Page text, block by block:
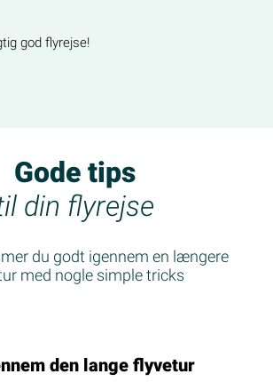
god flyrejse!
Gode tips
din flyrejse
du godt igennem en længere
med nogle simple tricks
den lange flyvetur